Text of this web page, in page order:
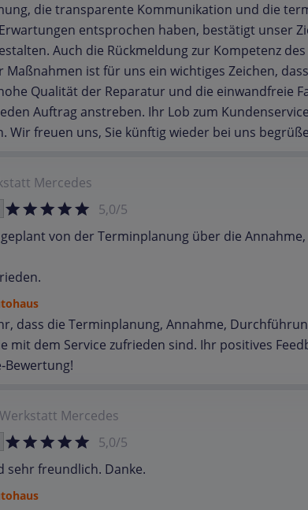
die transparente Kommunikation und die
entsprochen haben, bestätigt unser
Auch die Rückmeldung zur Kompetenz
Maßnahmen ist für uns ein wichtiges Zeichen,
Qualität der Reparatur und die einwandfreie
Auftrag anstreben. Ihr Lob zum
Wir freuen uns, Sie künftig wieder bei uns
Mercedes
5,0/5
geplant von der Terminplanung über die
dass die Terminplanung, Annahme,
mit dem Service zufrieden sind. Ihr positives
Werkstatt Mercedes
5,0/5
sehr freundlich. Danke.